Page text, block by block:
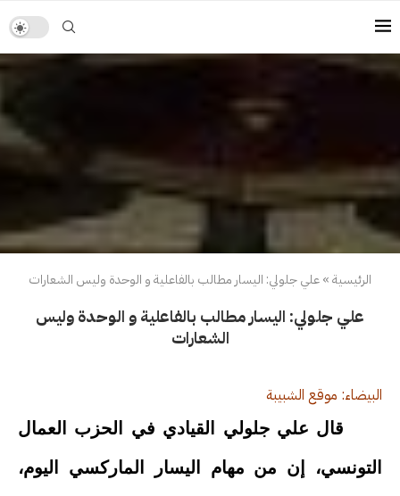
الرئيسية»علي جلولي: اليسار مطالب بالفاعلية و الوحدة وليس الشعارات
علي جلولي: اليسار مطالب بالفاعلية و الوحدة وليس
الشعارات
البيضاء: موقع الشبيبة
قال علي جلولي القيادي في الحزب العمال
التونسي، إن من مهام اليسار الماركسي اليوم،